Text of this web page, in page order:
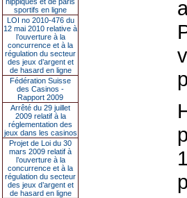
sportifs en ligne
LOI no 2010-476 du
12 mai 2010 relative à
l’ouverture à la
concurrence et à la
régulation du secteur
des jeux d’argent et
de hasard en ligne
Fédération Suisse
des Casinos -
Rapport 2009
Arrêté du 29 juillet
2009 relatif à la
réglementation des
jeux dans les casinos
Projet de Loi du 30
mars 2009 relatif à
l’ouverture à la
concurrence et à la
régulation du secteur
des jeux d’argent et
de hasard en ligne